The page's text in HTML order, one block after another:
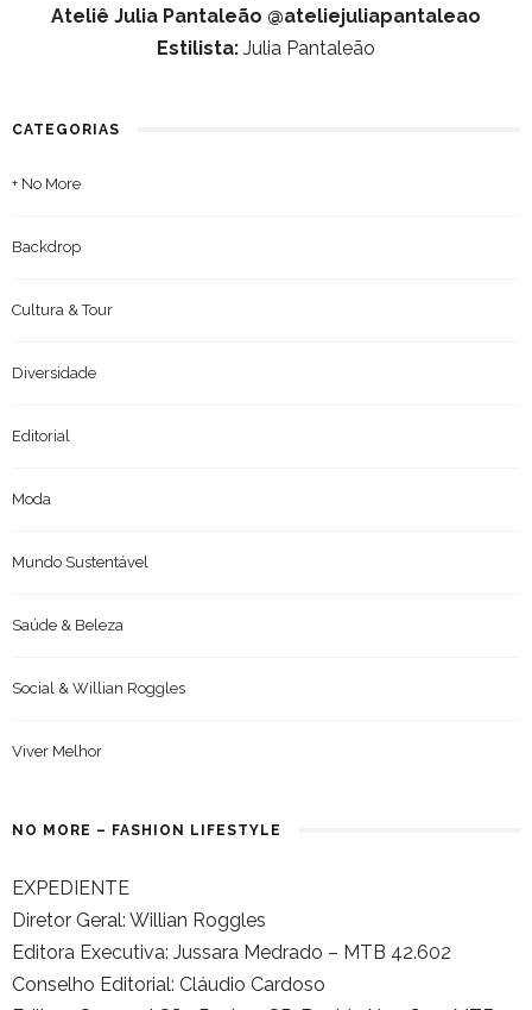
Ateliê Julia Pantaleão @ateliejuliapantaleao
Estilista: Julia Pantaleão
CATEGORIAS
+ No More
Backdrop
Cultura & Tour
Diversidade
Editorial
Moda
Mundo Sustentável
Saúde & Beleza
Social & Willian Roggles
Viver Melhor
NO MORE – FASHION LIFESTYLE
EXPEDIENTE
Diretor Geral: Willian Roggles
Editora Executiva: Jussara Medrado – MTB 42.602
Conselho Editorial: Cláudio Cardoso